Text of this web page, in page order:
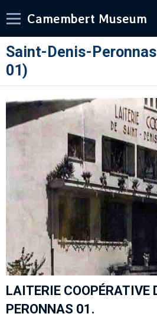
Camembert Museum
Saint-Denis-
01)
LAITERIE COOPÉRATIVE
PERONNAS 01.